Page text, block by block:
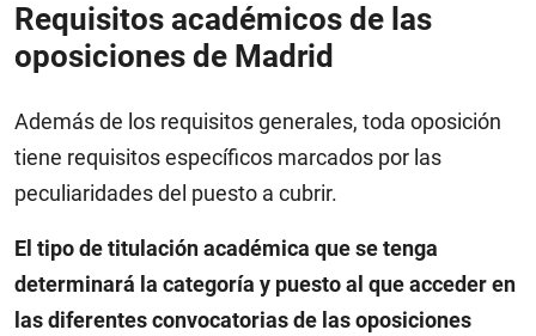
Requisitos académicos de las
oposiciones de Madrid
Además de los requisitos generales, toda oposición
tiene requisitos específicos marcados por las
peculiaridades del puesto a cubrir.
El tipo de titulación académica que se tenga
determinará la categoría y puesto al que acceder en
las diferentes convocatorias de las oposiciones